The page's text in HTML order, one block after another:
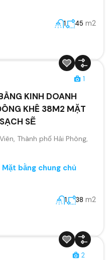
1 45 m2
1
KINH DOANH
KHÊ 38M2 MẶT
SẼ
Thành phố Hải Phòng,
Mặt bằng chung chủ
1 38 m2
2